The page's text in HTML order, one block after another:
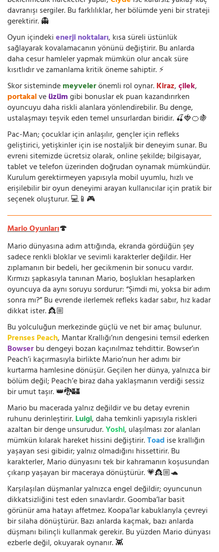
davranışı sergiler. Bu farklılıklar, her bölümde yeni bir strateji
gerektirir. 👻
Oyun içindekienerji noktaları, kısa süreli üstünlük
sağlayarak kovalamacanın yönünü değiştirir. Bu anlarda
daha cesur hamleler yapmak mümkün olur ancak süre
kısıtlıdır ve zamanlama kritik öneme sahiptir. ⚡
Skor sistemindemeyvelerönemli rol oynar.Kiraz,çilek,
portakalveüzümgibi bonuslar ek puan kazandırırken
oyuncuyu daha riskli alanlara yönlendirebilir. Bu denge,
ustalaşmayı teşvik eden temel unsurlardan biridir. 🍒🍓🍊🍇
Pac-Man; çocuklar için anlaşılır, gençler için refleks
geliştirici, yetişkinler için ise nostaljik bir deneyim sunar. Bu
evreni sitemizde ücretsiz olarak, online şekilde; bilgisayar,
tablet ve telefon üzerinden doğrudan oynamak mümkündür.
Kurulum gerektirmeyen yapısıyla mobil uyumlu, hızlı ve
erişilebilir bir oyun deneyimi arayan kullanıcılar için pratik bir
seçenek oluşturur. 💻📱🎮
Mario Oyunları🍄
Mario dünyasına adım attığında, ekranda gördüğün şey
sadece renkli bloklar ve sevimli karakterler değildir. Her
zıplamanın bir bedeli, her gecikmenin bir sonucu vardır.
Kırmızı şapkasıyla tanınan Mario, boşlukları hesaplarken
oyuncuya da aynı soruyu sordurur: “Şimdi mi, yoksa bir adım
sonra mı?” Bu evrende ilerlemek refleks kadar sabır, hız kadar
dikkat ister. 👸🏼
Bu yolculuğun merkezinde güçlü ve net bir amaç bulunur.
Prenses Peach, Mantar Krallığı’nın dengesini temsil ederken
Bowserbu dengeyi bozan kaçınılmaz tehdittir. Bowser’ın
Peach’i kaçırmasıyla birlikte Mario’nun her adımı bir
kurtarma hamlesine dönüşür. Geçilen her dünya, yalnızca bir
bölüm değil; Peach’e biraz daha yaklaşmanın verdiği sessiz
bir umut taşır. 👑🐉🏰
Mario bu macerada yalnız değildir ve bu detay evrenin
ruhunu derinleştirir.Luigi, daha temkinli yapısıyla riskleri
azaltan bir denge unsurudur.Yoshi, ulaşılması zor alanları
mümkün kılarak hareket hissini değiştirir.Toad ise krallığın
yaşayan sesi gibidir; yalnız olmadığını hissettirir. Bu
karakterler, Mario dünyasını tek bir kahramanın koşusundan
çıkarıp yaşayan bir maceraya dönüştürür. 💗👸🏼🐢
Karşılaşılan düşmanlar yalnızca engel değildir; oyuncunun
dikkatsizliğini test eden sınavlardır. Goomba’lar basit
görünür ama hatayı affetmez. Koopa’lar kabuklarıyla çevreyi
bir silaha dönüştürür. Bazı anlarda kaçmak, bazı anlarda
düşmanı bilinçli kullanmak gerekir. Bu yüzden Mario dünyası
ezberle değil, okuyarak oynanır. 👾